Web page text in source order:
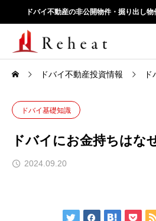
ドバイ不動産の非公開物件・掘り出し
ドバイ不動産投資情報
ドバイ基礎知識
ドバイにお金持ちはな
2024.09.20